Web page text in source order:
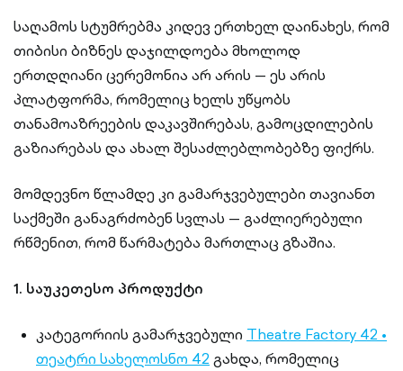
საღამოს სტუმრებმა კიდევ ერთხელ დაინახეს, რომ
თიბისი ბიზნეს დაჯილდოება მხოლოდ
ერთდღიანი ცერემონია არ არის — ეს არის
პლატფორმა, რომელიც ხელს უწყობს
თანამოაზრეების დაკავშირებას, გამოცდილების
გაზიარებას და ახალ შესაძლებლობებზე ფიქრს.
მომდევნო წლამდე კი გამარჯვებულები თავიანთ
საქმეში განაგრძობენ სვლას — გაძლიერებული
რწმენით, რომ წარმატება მართლაც გზაშია.
1. საუკეთესო პროდუქტი
კატეგორიის გამარჯვებული Theatre Factory 42 •
თეატრი სახელოსნო 42გახდა, რომელიც